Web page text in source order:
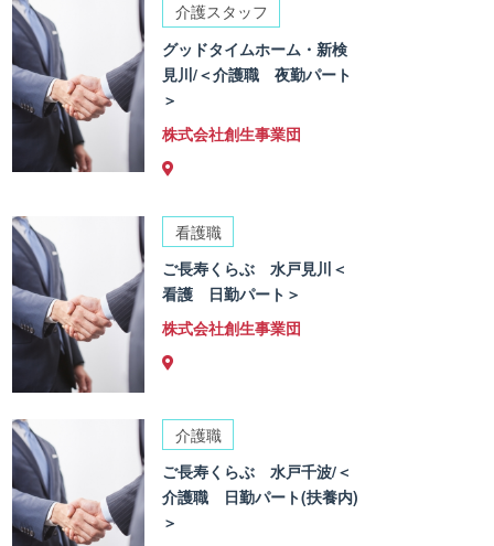
介護スタッフ
グッドタイムホーム・新検
見川/＜介護職 夜勤パート
＞
株式会社創生事業団
看護職
ご長寿くらぶ 水戸見川＜
看護 日勤パート＞
株式会社創生事業団
介護職
ご長寿くらぶ 水戸千波/＜
介護職 日勤パート(扶養内)
＞